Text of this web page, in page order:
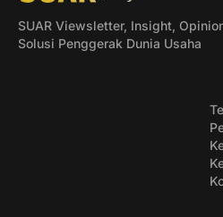
SUAR Viewsletter, Insight,
Solusi Penggerak Dunia Usaha